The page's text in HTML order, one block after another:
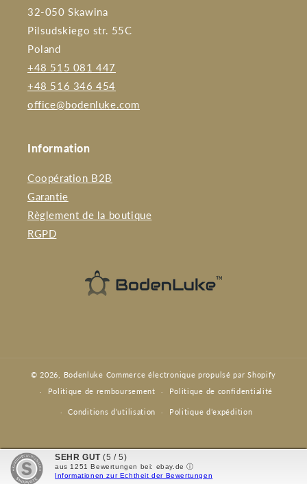
32-050 Skawina
Pilsudskiego str. 55C
Poland
+48 515 081 447
+48 516 346 454
office@bodenluke.com
Information
Coopération B2B
Garantie
Règlement de la boutique
RGPD
© 2026, Bodenluke Commerce électronique propulsé par Shopify
Politique de remboursement
Politique de confidentialité
Conditions d’utilisation Politique d’expédition
SEHR GUT (5 / 5)
aus 1251 Bewertungen bei: ebay.de ⓘ
Informationen zur Echtheit der Bewertungen